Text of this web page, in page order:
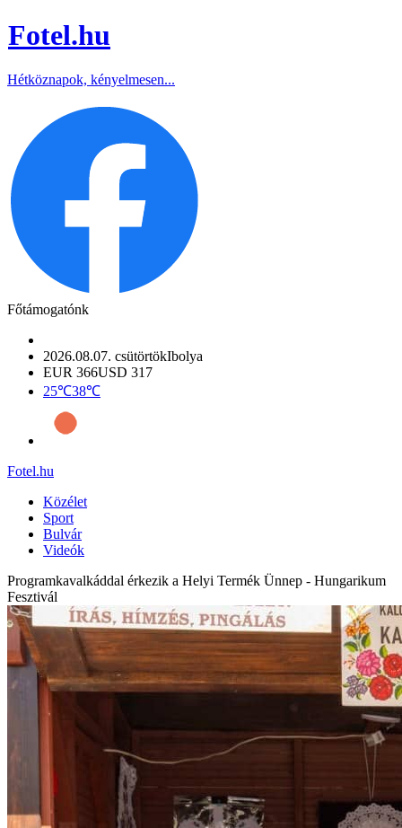
Fotel.hu
Hétköznapok, kényelmesen...
Főtámogatónk
2026.08.07. csütörtökIbolya
EUR 366USD 317
25℃38℃
Fotel.hu
Közélet
Sport
Bulvár
Videók
Programkavalkáddal érkezik a Helyi Termék Ünnep - Hungarikum
Fesztivál